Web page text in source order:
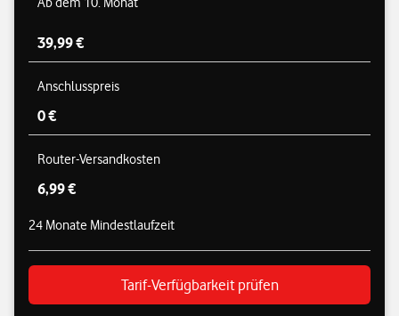
39,99 €
Anschlusspreis
0 €
Router-Versandkosten
6,99 €
24 Monate Mindestlaufzeit
Tarif-Verfügbarkeit prüfen